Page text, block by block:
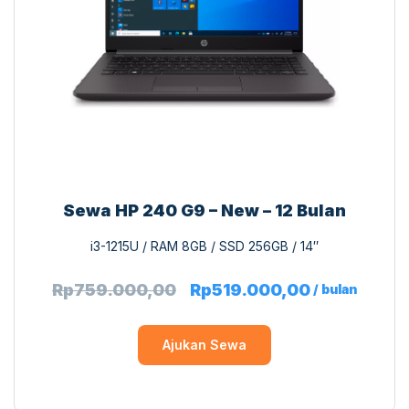
Sewa HP 240 G9 – New – 12 Bulan
i3-1215U / RAM 8GB / SSD 256GB / 14″
Rp759.000,00 Rp519.000,00/ bulan
Ajukan Sewa